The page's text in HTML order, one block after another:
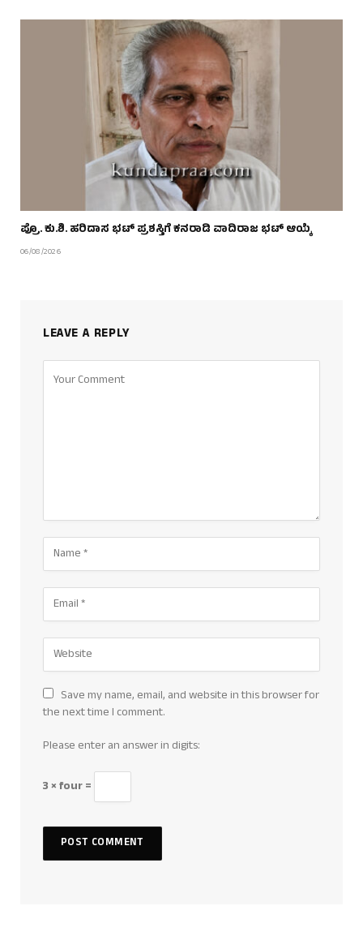
ಪ್ರೊ. ಕು.ಶಿ. ಹರಿದಾಸ ಭಟ್ ಪ್ರಶಸ್ತಿಗೆ ಕನರಾಡಿ ವಾದಿರಾಜ ಭಟ್ ಆಯ್ಕೆ
06/08/2026
LEAVE A REPLY
Save my name, email, and website in this browser for
the next time I comment.
Please enter an answer in digits:
3 × four =